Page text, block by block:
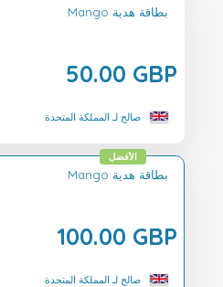
Mango بطاقة هدية
50.00 GBP
صالح لـ المملكة المتحدة
Mango بطاقة هدية
100.00 GBP
الأفضل
صالح لـ المملكة المتحدة